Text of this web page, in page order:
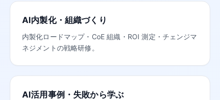
AI内製化・組織づくり
内製化ロードマップ・CoE 組織・ROI 測定・チェンジマ
ネジメントの戦略研修。
AI活用事例・失敗から学ぶ